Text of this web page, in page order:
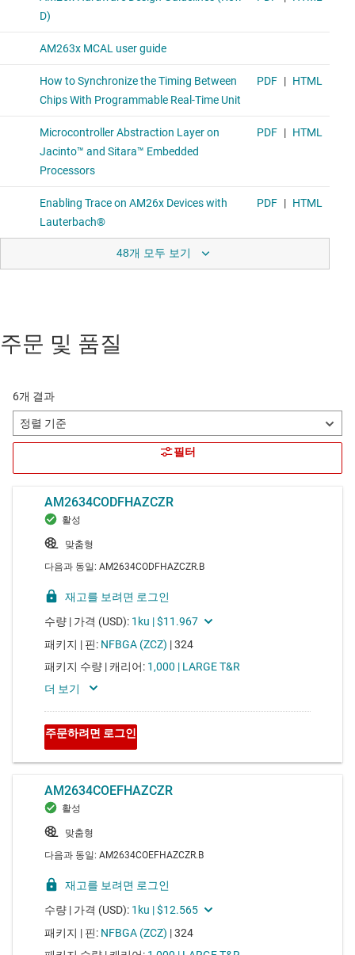
48개 모두 보기
주문 및 품질